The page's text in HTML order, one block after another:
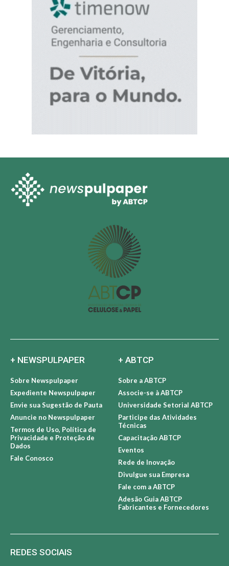
+ NEWSPULPAPER
Sobre Newspulpaper
Expediente Newspulpaper
Envie sua Sugestão de Pauta
Anuncie no Newspulpaper
+ ABTCP
Sobre a ABTCP
Associe-se à ABTCP
Universidade Setorial ABTCP
Participe das Atividades
Capacitação ABTCP
Rede de Inovação